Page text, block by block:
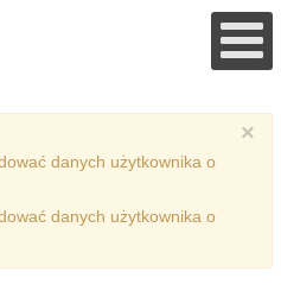
×
danych użytkownika o
danych użytkownika o